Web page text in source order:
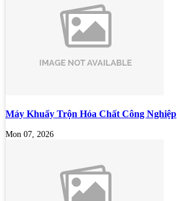
Máy Khuấy Trộn Hóa Chất Công Nghiệp
Mon 07, 2026